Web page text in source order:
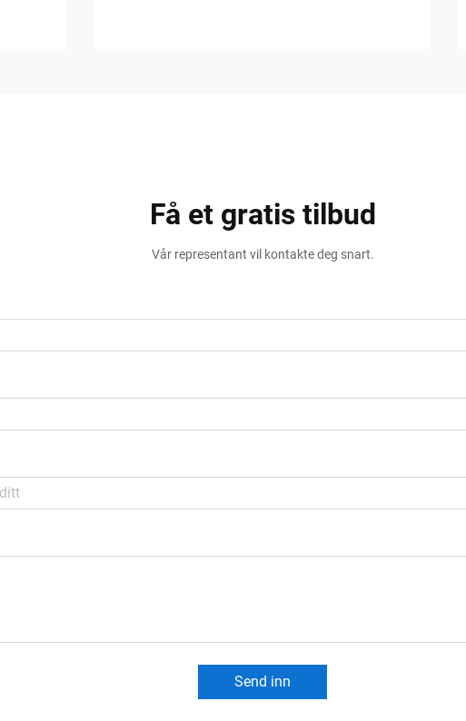
Få et gratis tilbud
Vår representant vil kontakte deg snart.
Send inn